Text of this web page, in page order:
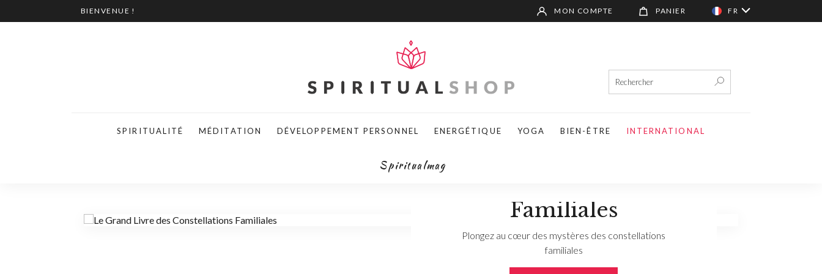
BIENVENUE ! MON COMPTE PANIER FR
SPIRITUALITÉ MÉDITATION DÉVELOPPEMENT PERSONNEL ENERGÉTIQUE YOGA BIEN-ÊTRE INTERNATIONAL
Spiritualmag
Familiales
Plongez au cœur des mystères des constellations
familiales